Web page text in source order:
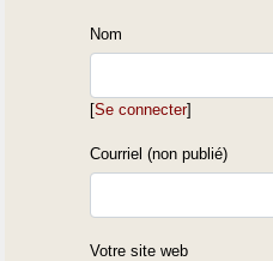
Nom
[Se connecter]
Courriel (non publié)
Votre site web